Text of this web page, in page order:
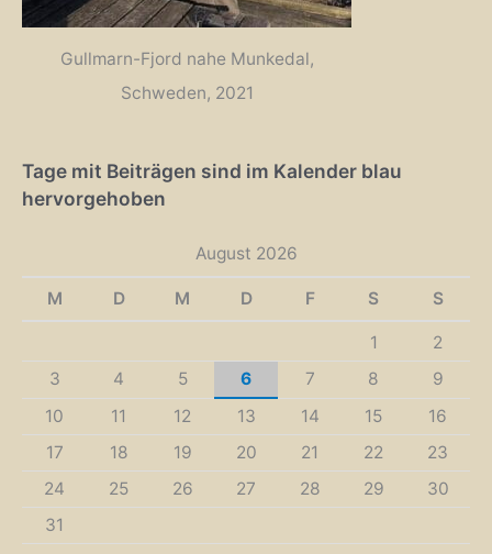
Gullmarn-Fjord nahe Munkedal,
Schweden, 2021
Tage mit Beiträgen sind im Kalender blau
hervorgehoben
August 2026
M D M D F S S
1
2
3
4 5 6 7 8
9
10
11 12 13 14 15
16
17
18 19 20 21 22
23
24
25 26 27 28 29
30
31